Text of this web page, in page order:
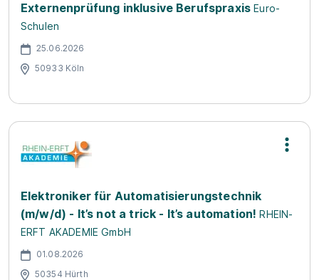
Externenprüfung inklusive Berufspraxis Euro-
Schulen
25.06.2026
50933 Köln
Elektroniker für Automatisierungstechnik
(m/w/d) - It’s not a trick - It’s automation! RHEIN-
ERFT AKADEMIE GmbH
01.08.2026
50354 Hürth